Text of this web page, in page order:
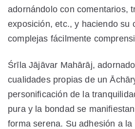
adornándolo con comentarios,
exposición, etc., y haciendo su
complejas fácilmente
Śrīla Jājāvar Mahārāj,
cualidades propias de un
personificación de la
pura y la bondad se
forma serena. Su adhesión a la